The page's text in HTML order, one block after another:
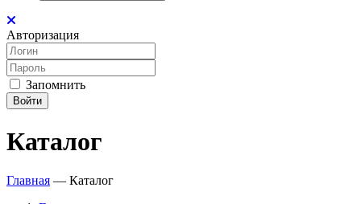
Авторизация
Запомнить
Войти
Каталог
Главная — Каталог